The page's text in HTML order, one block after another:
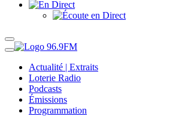
Actualité | Extraits
Loterie Radio
Podcasts
Émissions
Programmation